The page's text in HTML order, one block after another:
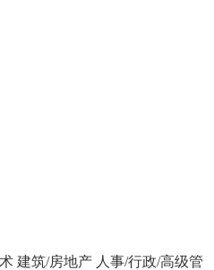
建筑/房地产 人事/行政/高级管